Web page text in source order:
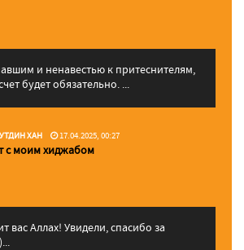
и ненавестью к притеснителям,
будет обязательно. ...
ХАН 17.04.2025, 00:27
с моим хиджабом
вас Аллаx! Увидели, спасибо за